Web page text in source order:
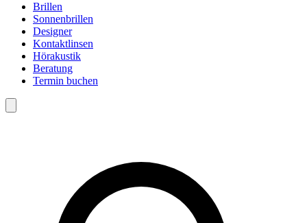
Brillen
Sonnenbrillen
Designer
Kontaktlinsen
Hörakustik
Beratung
Termin buchen